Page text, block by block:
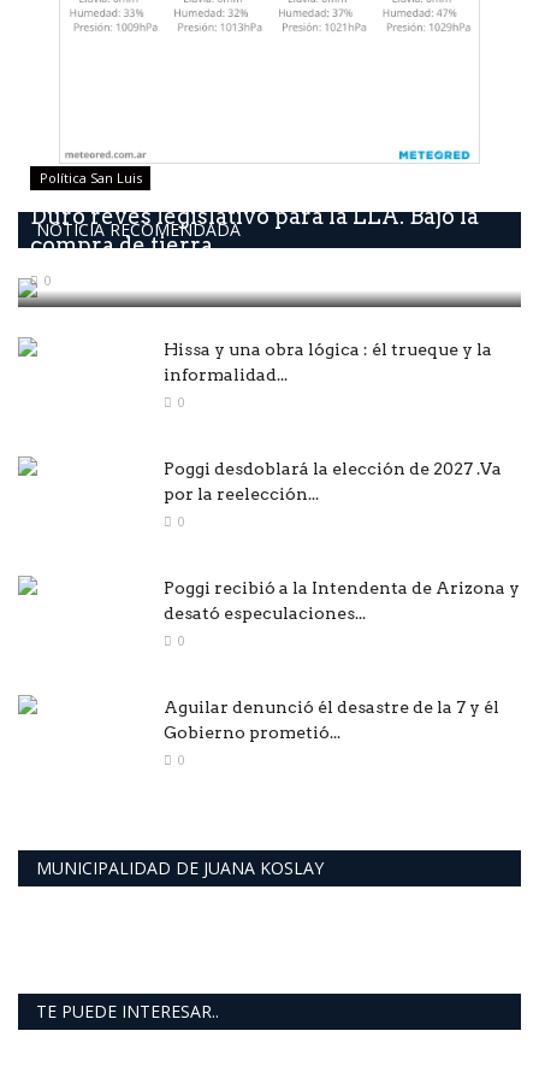
NOTICIA RECOMENDADA
Política San Luis
Duro revés legislativo para la LLA. Bajó la
compra de tierra...
0
Hissa y una obra lógica : él trueque y la
informalidad...
0
Poggi desdoblará la elección de 2027 .Va
por la reelección...
0
Poggi recibió a la Intendenta de Arizona y
desató especulaciones...
0
Aguilar denunció él desastre de la 7 y él
Gobierno prometió...
0
MUNICIPALIDAD DE JUANA KOSLAY
TE PUEDE INTERESAR..